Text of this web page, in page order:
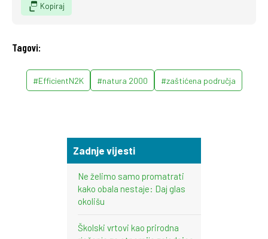
Kopiraj
Tagovi:
#EfficientN2K #natura 2000 #zaštićena područja
Zadnje vijesti
Ne želimo samo promatrati
kako obala nestaje: Daj glas
okolišu
Školski vrtovi kao prirodna